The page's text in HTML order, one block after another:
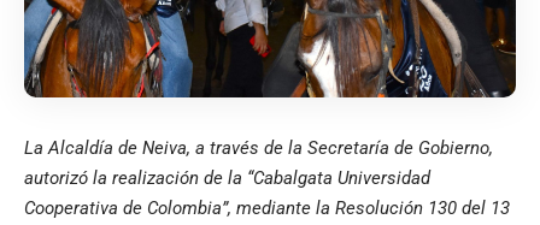
La Alcaldía de Neiva, a través de la Secretaría de Gobierno,
autorizó la realización de la “Cabalgata Universidad
Cooperativa de Colombia”, mediante la Resolución 130 del 13